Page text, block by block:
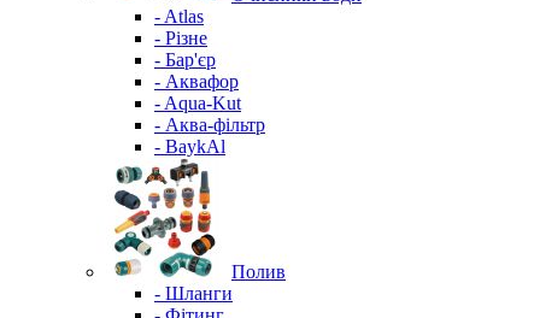
- Atlas
- Різне
- Бар'єр
- Аквафор
- Aqua-Kut
- Аква-фільтр
- BaykAl
Полив
- Шланги